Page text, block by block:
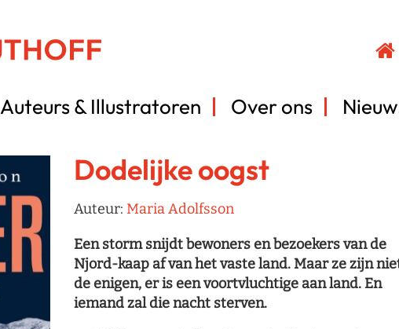
Auteurs & Illustratoren Over ons
Dodelijke oogst
Auteur: Maria Adolfsson
Een storm snijdt bewoners en bezoekers van de
Njord-kaap af van het vaste land. Maar ze zijn
de enigen, er is een voortvluchtige aan land. En
iemand zal die nacht sterven.